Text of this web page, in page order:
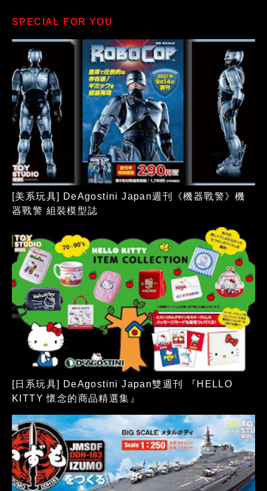
SPECIAL FOR YOU
[美系玩具] DeAgostini Japan週刊《機器戰警》機
器戰警 組裝模型誌
[日系玩具] DeAgostini Japan雙週刊 『HELLO
KITTY 懷念的商品精選集』